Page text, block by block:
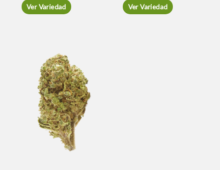
Ver Variedad Ver Variedad